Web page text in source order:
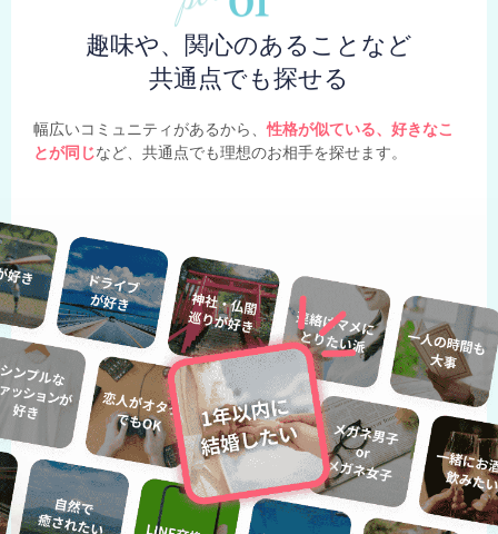
趣味や、関心のあることなど
共通点でも探せる
幅広いコミュニティがあるから、性格が似ている、好きなこ
とが同じなど、共通点でも理想のお相手を探せます。